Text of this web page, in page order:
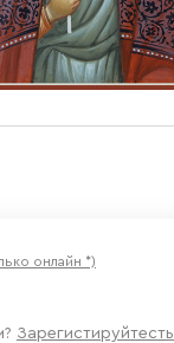
онлайн *)
Зарегистируйтесть